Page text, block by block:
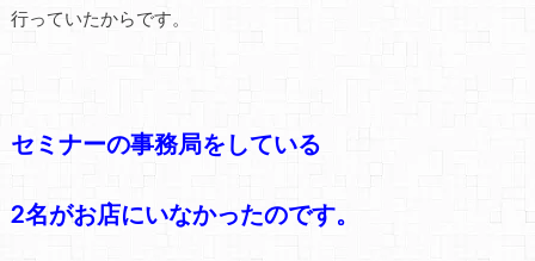
行っていたからです。
セミナーの事務局をしている
2名がお店にいなかったのです。